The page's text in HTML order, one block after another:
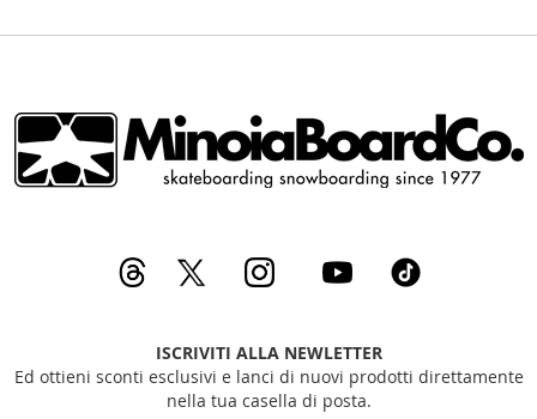
ISCRIVITI ALLA NEWLETTER
Ed ottieni sconti esclusivi e lanci di nuovi prodotti direttamente
nella tua casella di posta.